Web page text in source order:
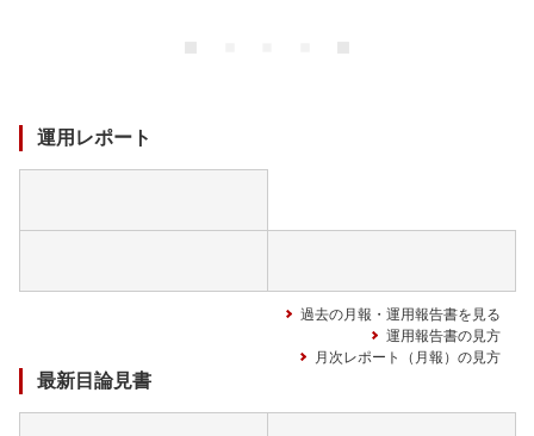
運用レポート
過去の月報・運用報告書を見る
運用報告書の見方
月次レポート（月報）の見方
最新目論見書